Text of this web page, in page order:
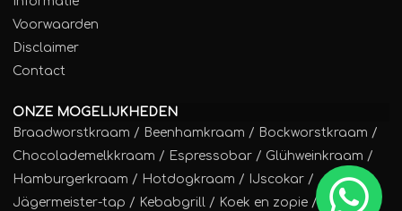
Voorwaarden
Disclaimer
Contact
ONZE MOGELIJKHEDEN
Braadworstkraam / Beenhamkraam / Bockworstkraam /
Chocolademelkkraam / Espressobar / Glühweinkraam /
Hamburgerkraam / Hotdogkraam / IJscokar /
Jägermeister-tap / Kebabgrill / Koek en zopie /
Poffertjes